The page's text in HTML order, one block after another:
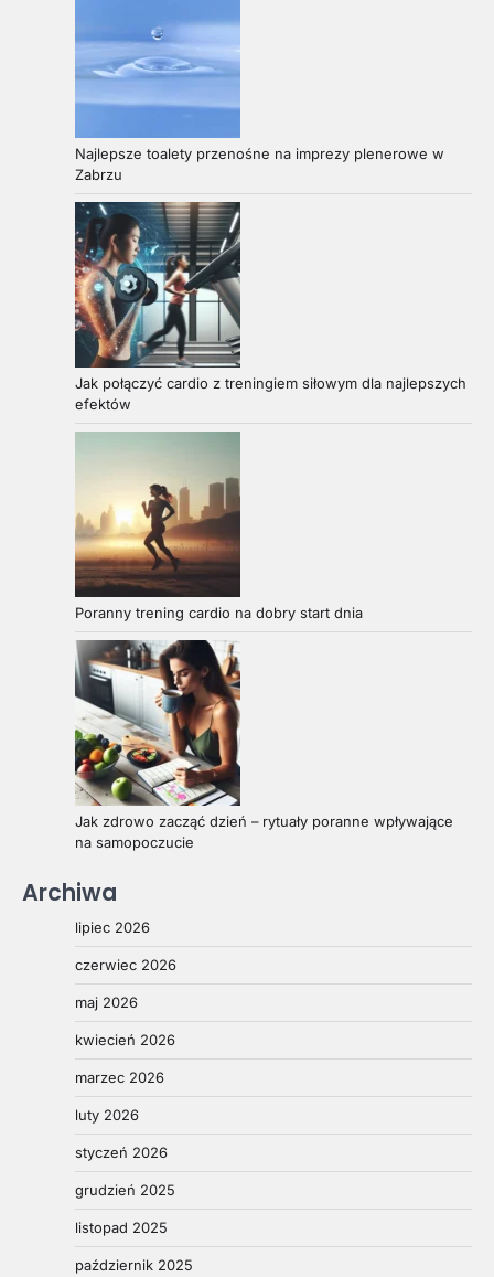
Najlepsze toalety przenośne na imprezy plenerowe w
Zabrzu
Jak połączyć cardio z treningiem siłowym dla najlepszych
efektów
Poranny trening cardio na dobry start dnia
Jak zdrowo zacząć dzień – rytuały poranne wpływające
na samopoczucie
Archiwa
lipiec 2026
czerwiec 2026
maj 2026
kwiecień 2026
marzec 2026
luty 2026
styczeń 2026
grudzień 2025
listopad 2025
październik 2025